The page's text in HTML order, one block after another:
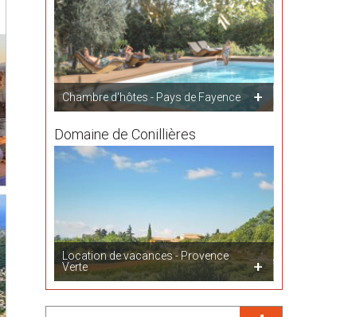
Chambre d'hôtes - Pays de Fayence
Domaine de Conillières
Location de vacances - Provence
Verte